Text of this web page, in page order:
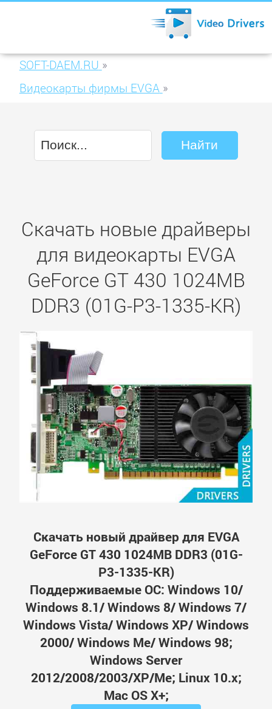
SOFT-DAEM.RU »
Видеокарты фирмы EVGA »
P3-1335-KR)
Скачать новые драйверы
для видеокарты EVGA
GeForce GT 430 1024MB
DDR3 (01G-P3-1335-KR)
Скачать новый драйвер для EVGA
GeForce GT 430 1024MB DDR3 (01G-
P3-1335-KR)
Поддерживаемые ОС: Windows 10/
Windows 8.1/ Windows 8/ Windows 7/
Windows Vista/ Windows XP/ Windows
2000/ Windows Me/ Windows 98;
Windows Server
2012/2008/2003/XP/Me; Linux 10.x;
Mac OS X+;